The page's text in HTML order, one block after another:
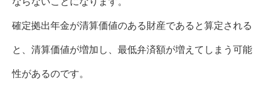
確定拠出年金が清算価値のある財産であると算定される
と、清算価値が増加し、最低弁済額が増えてしまう可能
性があるのです。